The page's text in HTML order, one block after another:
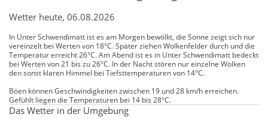
Wetter heute, 06.08.2026
In Unter Schwendimatt ist es am Morgen bewölkt, die Sonne zeigt sich nur
vereinzelt bei Werten von 18°C. Später ziehen Wolkenfelder durch und die
Temperatur erreicht 26°C. Am Abend ist es in Unter Schwendimatt bedeckt
bei Werten von 21 bis zu 26°C. In der Nacht stören nur einzelne Wolken
den sonst klaren Himmel bei Tiefsttemperaturen von 14°C.
Böen können Geschwindigkeiten zwischen 19 und 28 km/h erreichen.
Gefühlt liegen die Temperaturen bei 14 bis 28°C.
Das Wetter in der Umgebung